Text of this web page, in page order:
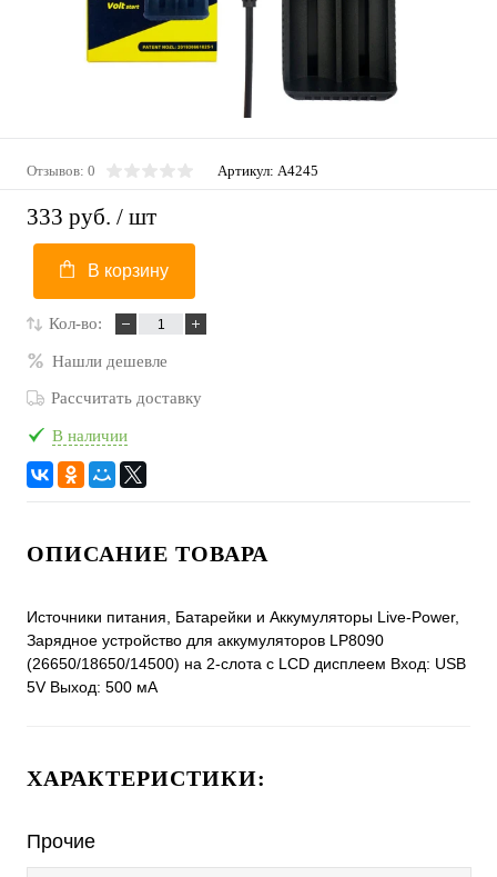
Отзывов: 0 Артикул: A4245
333 руб. / шт
В корзину
Кол-во:
Нашли дешевле
Рассчитать доставку
В наличии
ОПИСАНИЕ ТОВАРА
Источники питания, Батарейки и Аккумуляторы Live-Power,
Зарядное устройство для аккумуляторов LP8090
(26650/18650/14500) на 2-слота с LCD дисплеем Вход: USB
5V Выход: 500 мА
ХАРАКТЕРИСТИКИ:
Прочие